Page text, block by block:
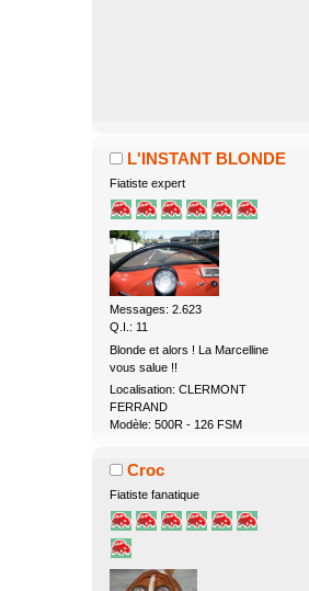
L'INSTANT BLONDE
Fiatiste expert
Messages: 2.623
Q.I.: 11
Blonde et alors ! La Marcelline
vous salue !!
Localisation: CLERMONT
FERRAND
Modèle: 500R - 126 FSM
Croc
Fiatiste fanatique